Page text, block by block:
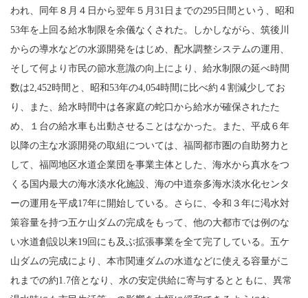
われ、同年８月４日から翌年５月31日までの295日間という、昭和
53年を上回る給水制限を余儀なくされた。しかしながら、筑後川
からの導水などの水源開発をはじめ、配水調整システムの運用、
そして何より市民の節水意識の向上により、給水制限の延べ時間
数は2,452時間と、昭和53年の4,054時間に比べ約４割減少してお
り、また、給水時間中は各家庭の蛇口から給水が確保されたた
め、１台の給水車も出動させることはなかった。また、平成６年
以降の主な水源開発の取組については、福岡都市圏の自助努力と
して、福岡地区水道企業団を事業主体とした、海水から真水をつ
くる国内最大の海水淡水化施設、海の中道奈多海水淡水化センタ
ーの運用を平成17年に開始している。さらに、令和３年に渇水対
策容量を持つ五ケ山ダムの完成をもって、他の大都市では例のな
い水道創設以来19回にも及ぶ拡張事業を全て完了している。五ケ
山ダムの完成により、本市関連ダムの水道などに使える容量がこ
れまでの約1.7倍となり、水の安定供給に寄与するとともに、異常